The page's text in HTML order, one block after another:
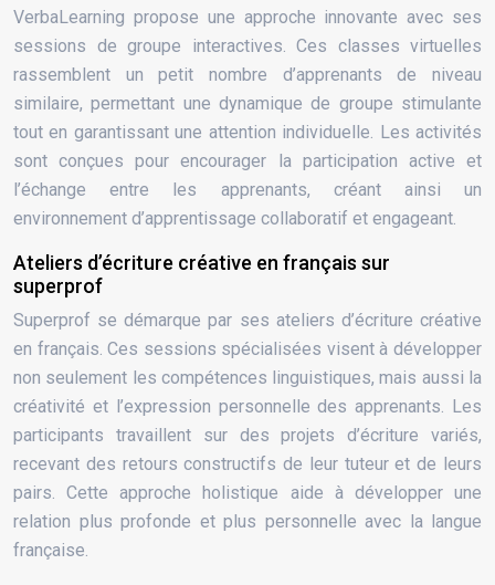
VerbaLearning propose une approche innovante avec ses
sessions de groupe interactives. Ces classes virtuelles
rassemblent un petit nombre d’apprenants de niveau
similaire, permettant une dynamique de groupe stimulante
tout en garantissant une attention individuelle. Les activités
sont conçues pour encourager la participation active et
l’échange entre les apprenants, créant ainsi un
environnement d’apprentissage collaboratif et engageant.
Ateliers d’écriture créative en français sur
superprof
Superprof se démarque par ses ateliers d’écriture créative
en français. Ces sessions spécialisées visent à développer
non seulement les compétences linguistiques, mais aussi la
créativité et l’expression personnelle des apprenants. Les
participants travaillent sur des projets d’écriture variés,
recevant des retours constructifs de leur tuteur et de leurs
pairs. Cette approche holistique aide à développer une
relation plus profonde et plus personnelle avec la langue
française.